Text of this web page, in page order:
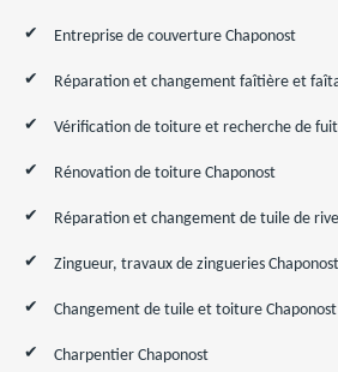
Entreprise de couverture Chaponost
Réparation et changement faîtière et
Vérification de toiture et recherche de
Rénovation de toiture Chaponost
Réparation et changement de tuile de
Zingueur, travaux de zingueries Chaponost
Changement de tuile et toiture Chaponost
Charpentier Chaponost